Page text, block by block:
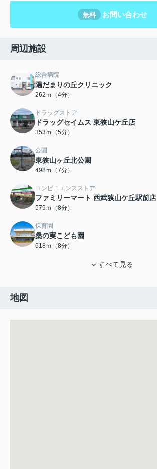
無料 お問い合わせ
周辺施設
総合病院
陽だまりの丘クリニック
262ｍ（4分）
ドラッグストア
ドラッグセイムス 東狭山ケ丘店
353ｍ（5分）
公園
東狭山ヶ丘北公園
498ｍ（7分）
コンビニエンスストア
ファミリーマート 西武狭山ケ丘駅前店
579ｍ（8分）
保育園
桑の実こども園
618ｍ（8分）
すべて見る
地図